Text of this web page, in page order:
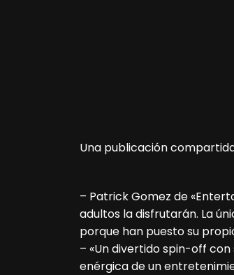
Una publicación
– Patrick Gomez de
adultos la disfrutarán. La
porque han puesto su
– «Un divertido spin-off
enérgica de un